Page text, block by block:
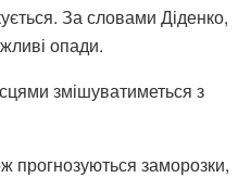
За словами Діденко,
опади.
змішуватиметься з
прогнозуються заморозки,